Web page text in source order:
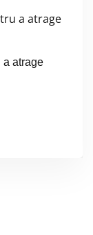
a atrage
a atrage